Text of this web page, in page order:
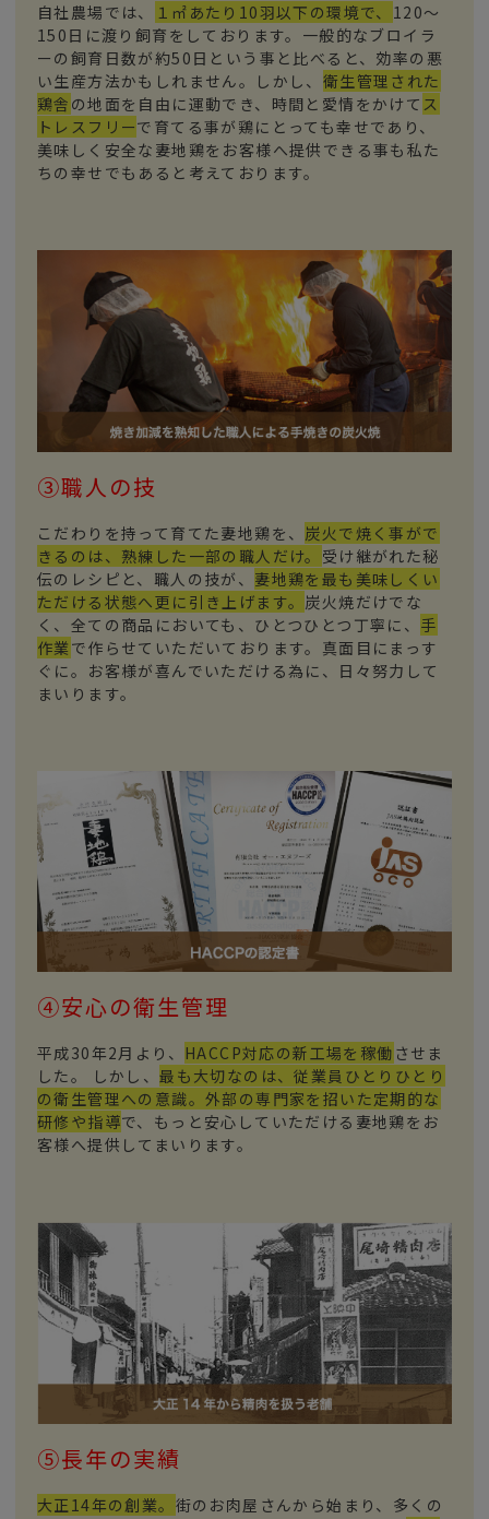
自社農場では、 １㎡あたり10羽以下の環境で、 120～
150日に渡り飼育をしております。一般的なブロイラ
ーの飼育日数が約50日という事と比べると、効率の悪
い生産方法かもしれません。しかし、 衛生管理された
鶏舎 の地面を自由に運動でき、時間と愛情をかけて ス
トレスフリーで育てる事が鶏にとっても幸せであり、
美味しく安全な妻地鶏をお客様へ提供できる事も私た
ちの幸せでもあると考えております。
③職人の技
こだわりを持って育てた妻地鶏を、 炭火で焼く事がで
きるのは、熟練した一部の職人だけ。 受け継がれた秘
伝のレシピと、職人の技が、 妻地鶏を最も美味しくい
ただける状態へ更に引き上げます。 炭火焼だけでな
く、全ての商品においても、ひとつひとつ丁寧に、 手
作業 で作らせていただいております。真面目にまっす
ぐに。お客様が喜んでいただける為に、日々努力して
まいります。
④安心の衛生管理
平成30年2月より、 HACCP対応の新工場を稼働 させま
した。 しかし、最も大切なのは、従業員ひとりひとり
の衛生管理への意識。外部の専門家を招いた定期的な
研修や指導で、もっと安心していただける妻地鶏をお
客様へ提供してまいります。
⑤長年の実績
大正14年の創業。 街のお肉屋さんから始まり、多くの